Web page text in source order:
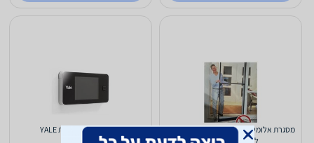
מסגרת אלומיניום לבן לדלת DIY כולל רשת
ליתושים ומעופפים
עינית דיגיטלית לדלת YALE